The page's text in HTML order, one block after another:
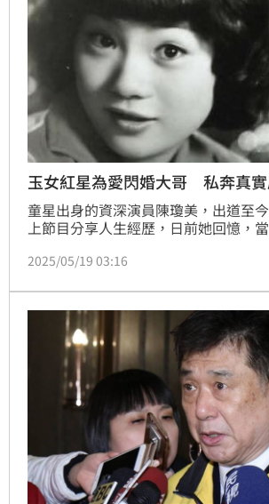
玉女紅星為愛閃婚大哥 私奔真
童星出身的資深演員陳瓊美，出道至
上節目分享人生經歷，日前她回憶，
雖然會遺憾這段婚姻最後離婚收場，但
2025/05/19 03:16